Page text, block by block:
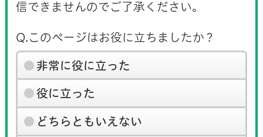
信できませんのでご了承ください。
Q.このページはお役に立ちましたか？
非常に役に立った
役に立った
どちらともいえない